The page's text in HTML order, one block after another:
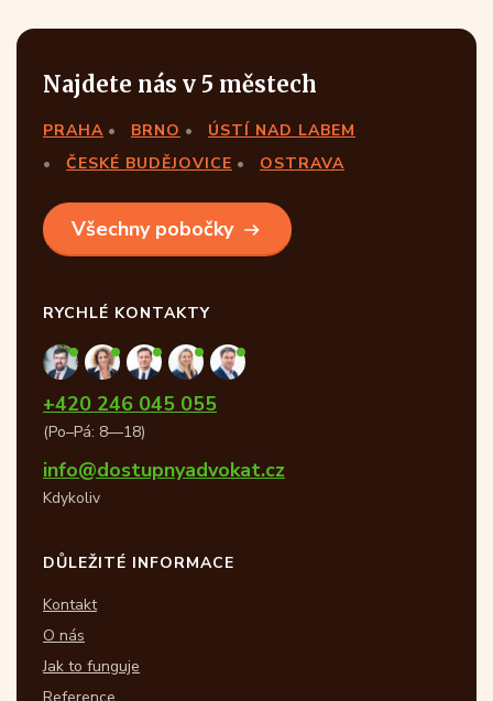
Najdete nás v 5 městech
PRAHA BRNO
ÚSTÍ NAD LABEM
ČESKÉ BUDĚJOVICE
OSTRAVA
Všechny pobočky
RYCHLÉ KONTAKTY
+420 246 045 055
(Po–Pá: 8—18)
info@dostupnyadvokat.cz
Kdykoliv
DŮLEŽITÉ INFORMACE
Kontakt
O nás
Jak to funguje